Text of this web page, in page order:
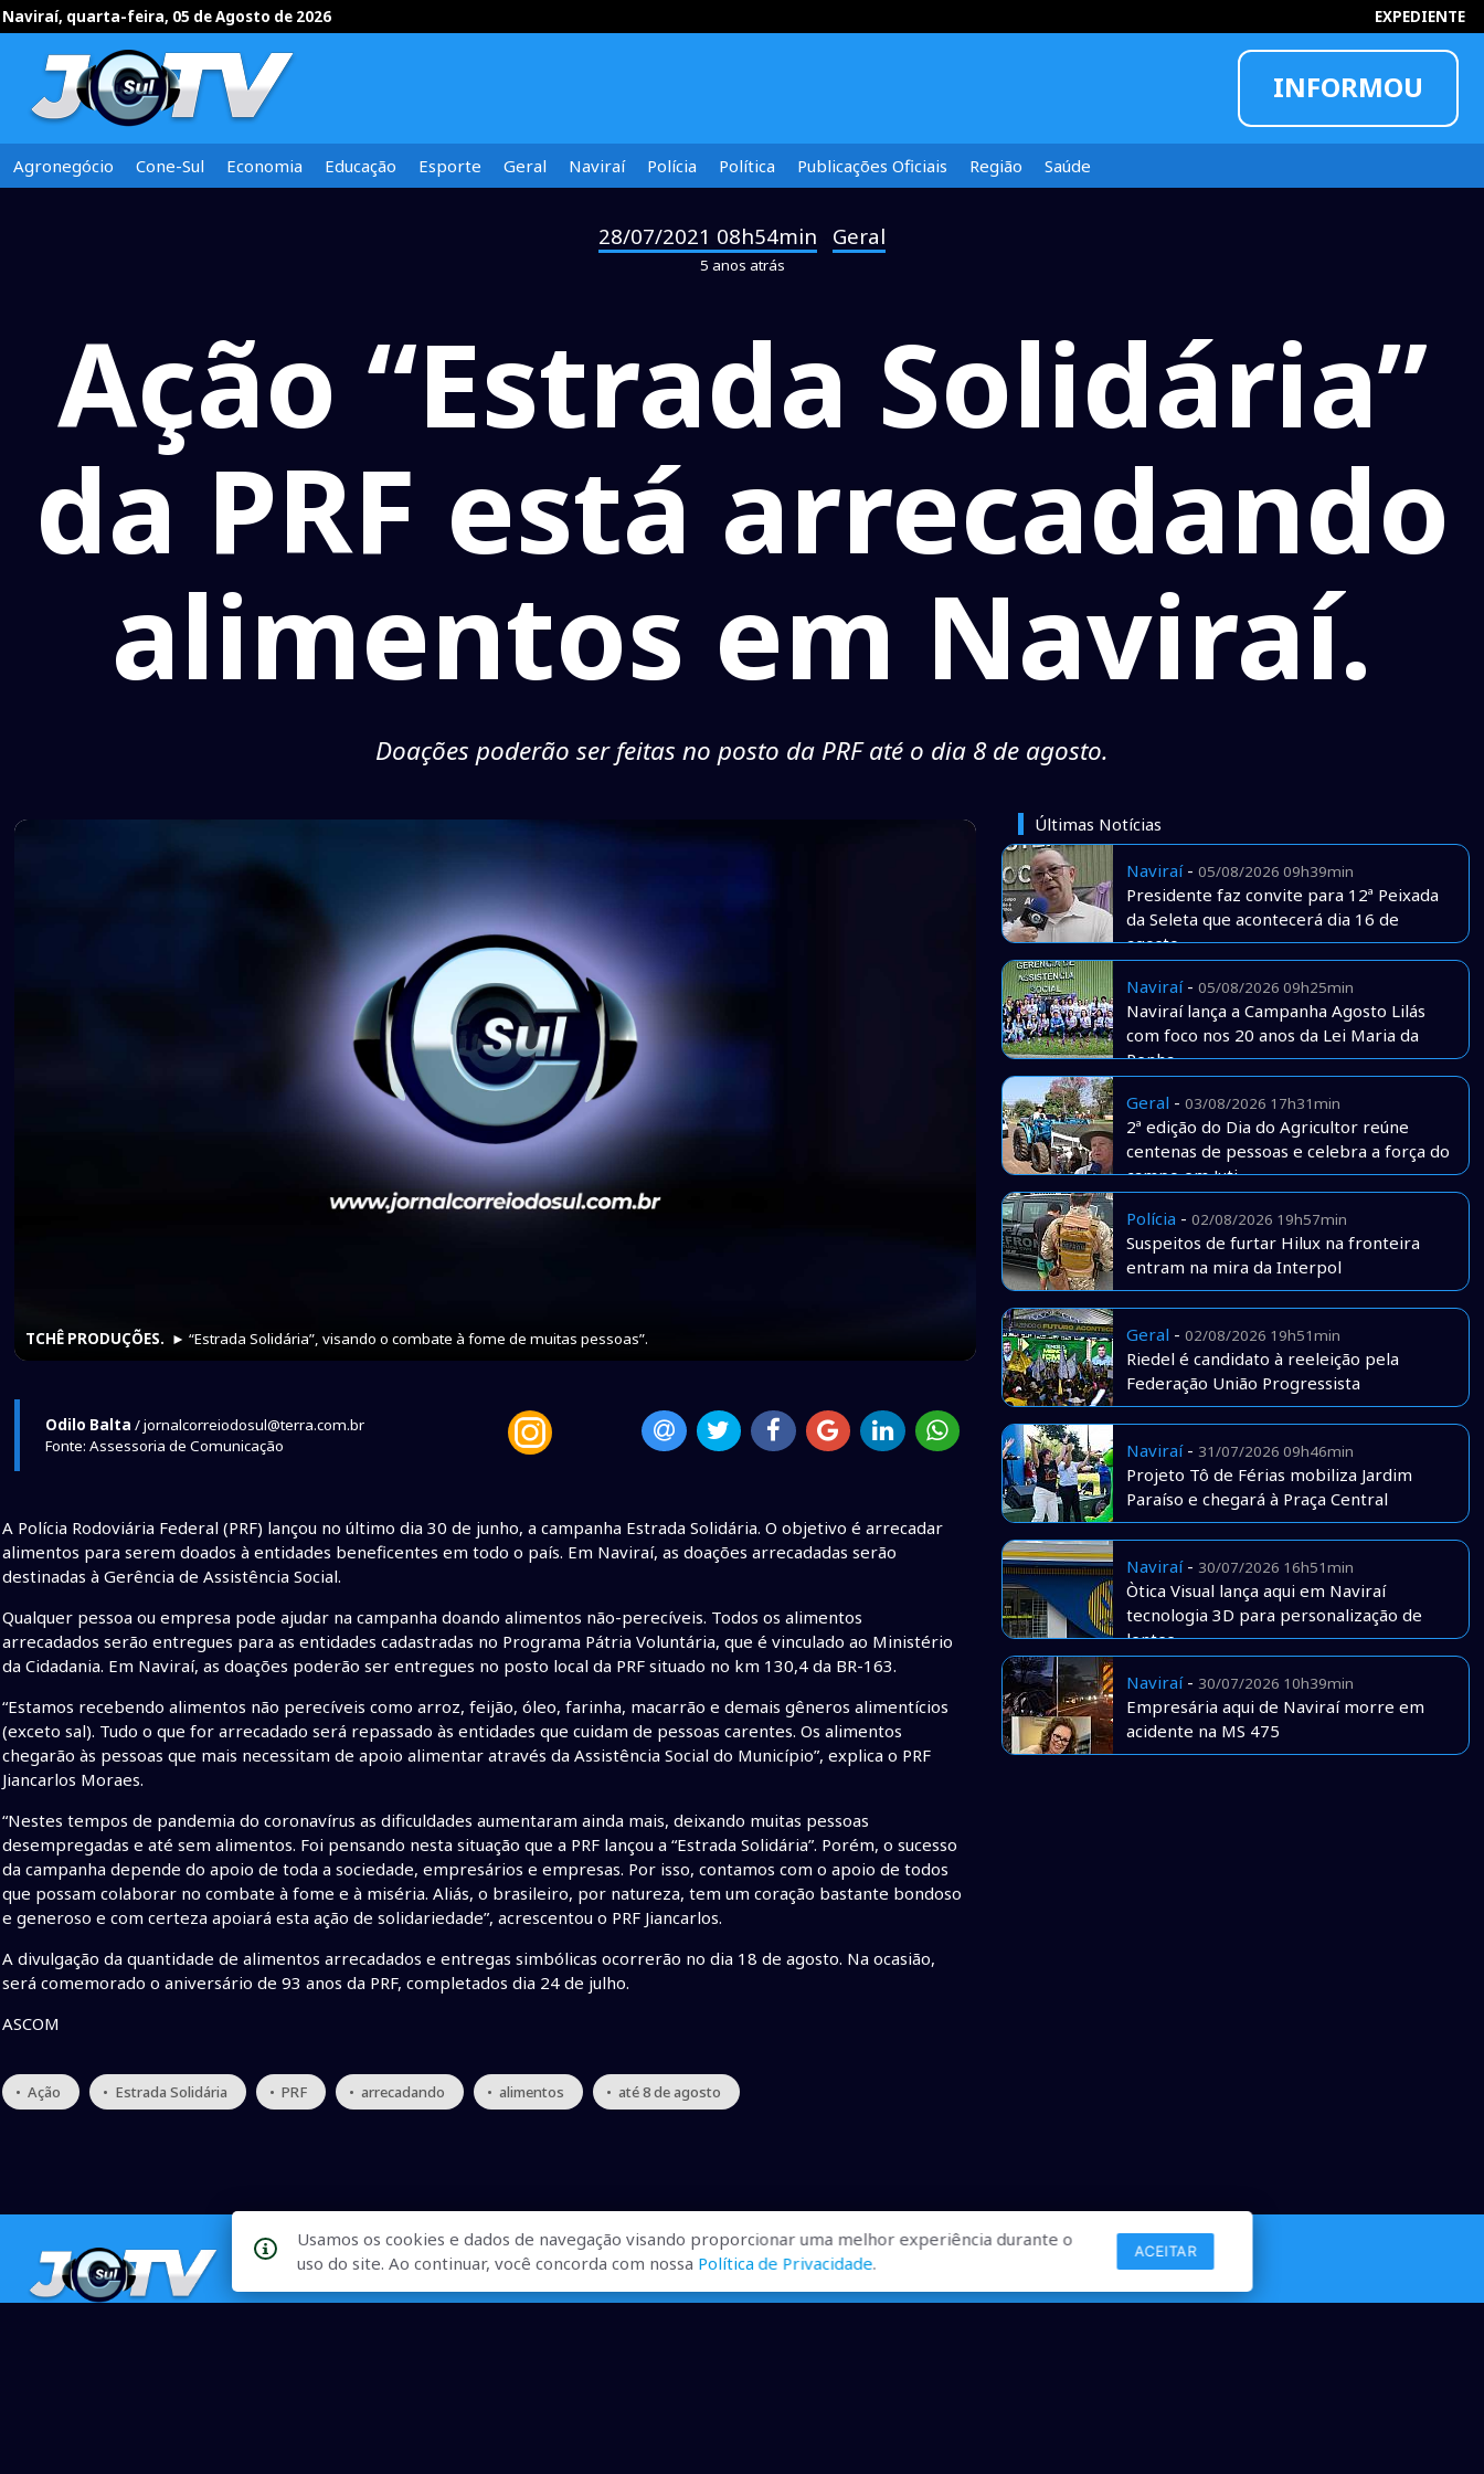
Naviraí, quarta-feira, 05 de Agosto de 2026 EXPEDIENTE
INFORMOU
Agronegócio Cone-Sul Economia Educação Esporte Geral Naviraí Polícia Política Publicações Oficiais Região Saúde
28/07/2021 08h54min Geral
5 anos atrás
Ação “Estrada Solidária”
da PRF está arrecadando
alimentos em Naviraí.
Doações poderão ser feitas no posto da PRF até o dia 8 de agosto.
TCHÊ PRODUÇÕES. ► “Estrada Solidária”, visando o combate à fome de muitas pessoas”.
Odilo Balta / jornalcorreiodosul@terra.com.br
Fonte: Assessoria de Comunicação
A Polícia Rodoviária Federal (PRF) lançou no último dia 30 de junho, a campanha Estrada Solidária. O objetivo é arrecadar
alimentos para serem doados à entidades beneficentes em todo o país. Em Naviraí, as doações arrecadadas serão
destinadas à Gerência de Assistência Social.
Qualquer pessoa ou empresa pode ajudar na campanha doando alimentos não-perecíveis. Todos os alimentos
arrecadados serão entregues para as entidades cadastradas no Programa Pátria Voluntária, que é vinculado ao Ministério
da Cidadania. Em Naviraí, as doações poderão ser entregues no posto local da PRF situado no km 130,4 da BR-163.
“Estamos recebendo alimentos não perecíveis como arroz, feijão, óleo, farinha, macarrão e demais gêneros alimentícios
(exceto sal). Tudo o que for arrecadado será repassado às entidades que cuidam de pessoas carentes. Os alimentos
chegarão às pessoas que mais necessitam de apoio alimentar através da Assistência Social do Município”, explica o PRF
Jiancarlos Moraes.
“Nestes tempos de pandemia do coronavírus as dificuldades aumentaram ainda mais, deixando muitas pessoas
desempregadas e até sem alimentos. Foi pensando nesta situação que a PRF lançou a “Estrada Solidária”. Porém, o sucesso
da campanha depende do apoio de toda a sociedade, empresários e empresas. Por isso, contamos com o apoio de todos
que possam colaborar no combate à fome e à miséria. Aliás, o brasileiro, por natureza, tem um coração bastante bondoso
e generoso e com certeza apoiará esta ação de solidariedade”, acrescentou o PRF Jiancarlos.
A divulgação da quantidade de alimentos arrecadados e entregas simbólicas ocorrerão no dia 18 de agosto. Na ocasião,
será comemorado o aniversário de 93 anos da PRF, completados dia 24 de julho.
ASCOM
• Ação • Estrada Solidária • PRF • arrecadando • alimentos • até 8 de agosto
Últimas Notícias
Naviraí- 05/08/2026 09h39min
Presidente faz convite para 12ª Peixada
da Seleta que acontecerá dia 16 de
agosto
Naviraí- 05/08/2026 09h25min
Naviraí lança a Campanha Agosto Lilás
com foco nos 20 anos da Lei Maria da
Penha
Geral - 03/08/2026 17h31min
2ª edição do Dia do Agricultor reúne
centenas de pessoas e celebra a força do
campo em Juti
Polícia - 02/08/2026 19h57min
Suspeitos de furtar Hilux na fronteira
entram na mira da Interpol
Geral - 02/08/2026 19h51min
Riedel é candidato à reeleição pela
Federação União Progressista
Naviraí- 31/07/2026 09h46min
Projeto Tô de Férias mobiliza Jardim
Paraíso e chegará à Praça Central
Naviraí- 30/07/2026 16h51min
Òtica Visual lança aqui em Naviraí
tecnologia 3D para personalização de
lentes
Naviraí- 30/07/2026 10h39min
Empresária aqui de Naviraí morre em
acidente na MS 475
Usamos os cookies e dados de navegação visando proporcionar uma melhor experiência durante o
uso do site. Ao continuar, você concorda com nossa Política de Privacidade.
ACEITAR